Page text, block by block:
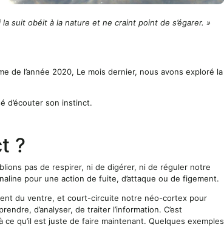
suit obéit à la nature et ne craint point de s’égarer. »
de l’année 2020, Le mois dernier, nous avons exploré la
d’écouter son instinct.
?
pas de respirer, ni de digérer, ni de réguler notre
pour une action de fuite, d’attaque ou de figement.
du ventre, et court-circuite notre néo-cortex pour
d’analyser, de traiter l’information. C’est
qu’il est juste de faire maintenant. Quelques exemples